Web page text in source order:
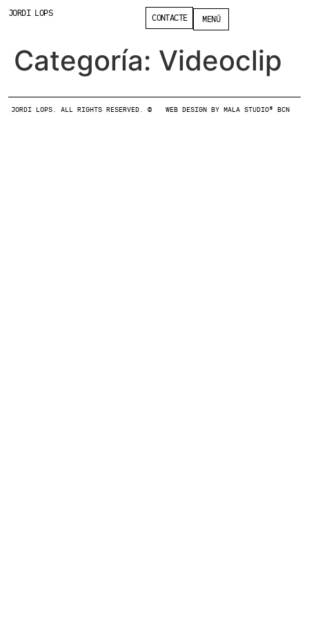
JORDI LOPS CONTACTE MENÚ
Categoría: Videoclip
JORDI LOPS. ALL RIGHTS RESERVED. © WEB DESIGN BY MALA STUDIO® BCN